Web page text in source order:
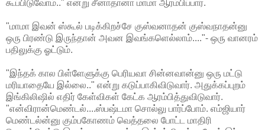
கூப்பிடுவோம்.." என்று சீனாதானா மாமா ஆரம்பிப்பார்.
"மாமா இவன் ஸ்கூல் படிக்கிறச்சே குஸ்வனாதன் குஸ்வநாதன்னு
ஒரு பிரண்டு இருந்தான் அவன இவங்களெல்லாம்...."- ஒரு வானரம்
பதிலுக்கு ஓட்டும்.
"இந்தக் கால பிள்ளேளுக்கு பெரியவா சின்னவான்னு ஒரு மட்டு
மரியாதையே இல்லை.." என்று கடுப்பாகிவிடுவார். அதுக்கப்புறம்
இங்கிலிஷில் எதிர் கேள்விகள் கேட்க ஆரம்பித்துவிடுவார்.
"என்விரான்மெண்டல்....ஸ்பஷ்டமா சொல்லு பார்ப்போம். எம்ஜியார்
மெண்டல்ன்னு கும்பகோணம் வெத்தலை போட்ட மாதிரி